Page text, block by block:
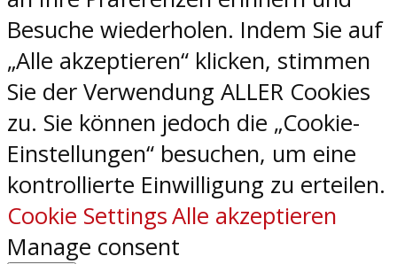
Besuche wiederholen. Indem Sie auf
„Alle akzeptieren“ klicken, stimmen
Sie der Verwendung ALLER Cookies
zu. Sie können jedoch die „Cookie-
Einstellungen“ besuchen, um eine
kontrollierte Einwilligung zu erteilen.
Cookie SettingsAlle akzeptieren
Manage consent